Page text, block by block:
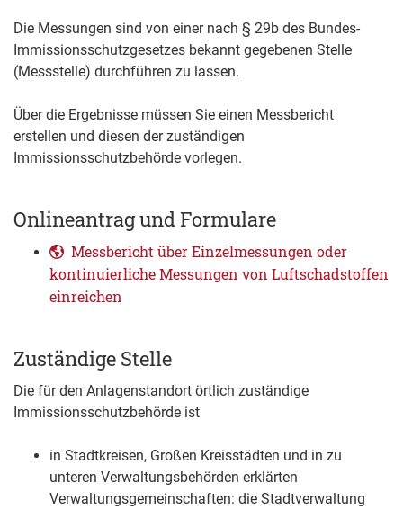
Die Messungen sind von einer nach § 29b des Bundes-
Immissionsschutzgesetzes bekannt gegebenen Stelle
(Messstelle) durchführen zu lassen.
Über die Ergebnisse müssen Sie einen Messbericht
erstellen und diesen der zuständigen
Immissionsschutzbehörde vorlegen.
Onlineantrag und Formulare
Messbericht über Einzelmessungen oder
kontinuierliche Messungen von Luftschadstoffen
einreichen
Zuständige Stelle
Die für den Anlagenstandort örtlich zuständige
Immissionsschutzbehörde ist
in Stadtkreisen, Großen Kreisstädten und in zu
unteren Verwaltungsbehörden erklärten
Verwaltungsgemeinschaften: die Stadtverwaltung